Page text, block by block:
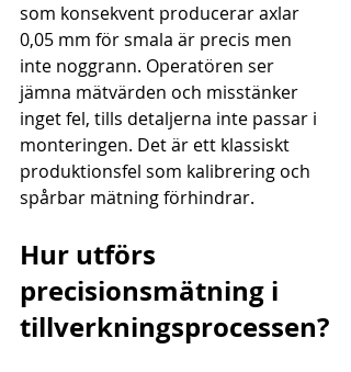
som konsekvent producerar axlar
0,05 mm för smala är precis men
inte noggrann. Operatören ser
jämna mätvärden och misstänker
inget fel, tills detaljerna inte passar i
monteringen. Det är ett klassiskt
produktionsfel som kalibrering och
spårbar mätning förhindrar.
Hur utförs
precisionsmätning i
tillverkningsprocessen?